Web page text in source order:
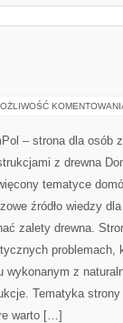
– strona dla osób
z drewna
tematyce
źródło wiedzy
zalety drewna.
problemach,
z
Tematyka
warto […]